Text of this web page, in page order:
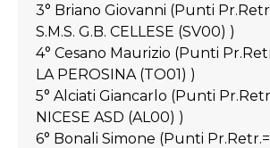
3° Briano Giovanni (Punti
S.M.S. G.B. CELLESE (SV00) )
4° Cesano Maurizio (Punti
LA PEROSINA (TO01) )
5° Alciati Giancarlo (Punti
NICESE ASD (AL00) )
6° Bonali Simone (Punti